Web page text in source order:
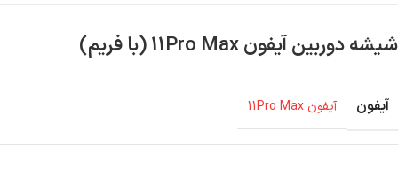
شیشه دوربین آیفون 11Pro Max (با فریم)
آیفون آیفون 11Pro Max